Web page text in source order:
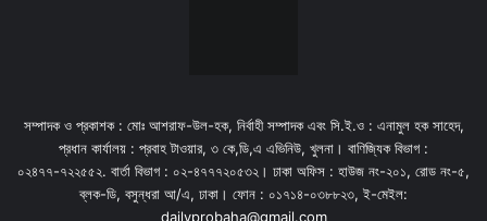
সম্পাদক ও প্রকাশক : মোঃ আশরাফ-উল-হক, নির্বাহী সম্পাদক এবং সি.ই.ও : এনামুল হক সাহেদ,
প্রধান কার্যালয় : প্রবাহ টাওয়ার, ৩ কে,ডি,এ এভিনিউ, খুলনা। বাণিজ্যিক বিভাগ :
০২৪৭৭-৭২২৫৫২. বার্তা বিভাগ : ০২-৪৭৭৭২০৫৩২। ঢাকা অফিস : হাউজ নং-২০১, রোড নং-৫,
ব্লক-ডি, বসুন্ধরা আ/এ, ঢাকা। ফোন : ০১৭১৪-০৩৮৮২৩, ই-মেইল:
dailyprobaha@gmail.com